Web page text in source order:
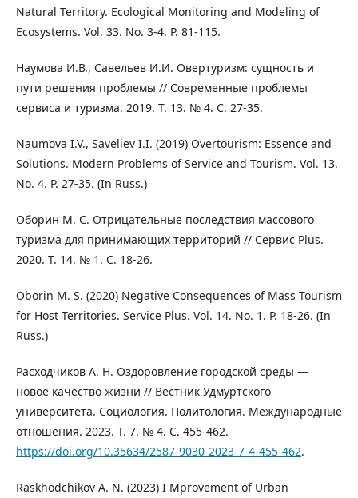
Natural Territory. Ecological Monitoring and Modeling of
Ecosystems. Vol. 33. No. 3-4. P. 81-115.
Наумова И.В., Савельев И.И. Овертуризм: сущность и
пути решения проблемы // Современные проблемы
сервиса и туризма. 2019. Т. 13. № 4. С. 27-35.
Naumova I.V., Saveliev I.I. (2019) Overtourism: Essence and
Solutions. Modern Problems of Service and Tourism. Vol. 13.
No. 4. P. 27-35. (In Russ.)
Оборин М. С. Отрицательные последствия массового
туризма для принимающих территорий // Сервис Plus.
2020. Т. 14. № 1. С. 18-26.
Oborin M. S. (2020) Negative Consequences of Mass Tourism
for Host Territories. Service Plus. Vol. 14. No. 1. P. 18-26. (In
Russ.)
Расходчиков А. Н. Оздоровление городской среды —
новое качество жизни // Вестник Удмуртского
университета. Социология. Политология. Международные
отношения. 2023. Т. 7. № 4. С. 455-462.
https://doi.org/10.35634/2587-9030-2023-7-4-455-462.
Raskhodchikov A. N. (2023) I Mprovement of Urban